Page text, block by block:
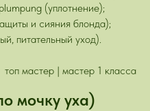
(уплотнение);
и сияния блонда);
питательный уход).
топ мастер | мастер 1 класса
мочку уха)